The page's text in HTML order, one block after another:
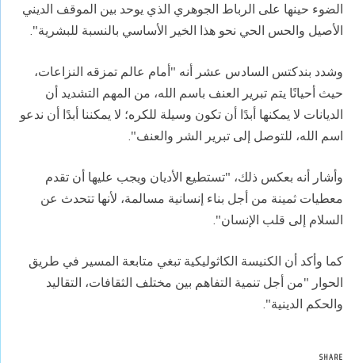
الضوء حينها على الرباط الجوهري الذي يوحد بين الموقف الديني
الأصيل والحس الحي نحو هذا الخير الأساسي بالنسبة للبشرية".
وشدد بندكتس السادس عشر أنه "أمام عالم تمزقه النزاعات،
حيث أحيانًا يتم تبرير العنف باسم الله، من المهم التشديد أن
الديانات لا يمكنها أبدًا أن تكون وسيلة للكره؛ لا يمكننا أبدًا أن ندعو
اسم الله، للتوصل إلى تبرير الشر والعنف".
وأشار أنه بعكس ذلك، "تستطيع الأديان ويجب عليها أن تقدم
معطيات ثمينة من أجل بناء إنسانية مسالمة، لأنها تتحدث عن
السلام إلى قلب الإنسان".
كما وأكد أن الكنيسة الكاثوليكية تبغي متابعة المسير في طريق
الحوار "من أجل تنمية التفاهم بين مختلف الثقافات، التقاليد
والحكم الدينية".
SHARE